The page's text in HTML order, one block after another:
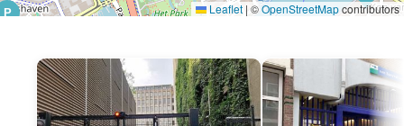
P
P
Leaflet | ©OpenStreetMapcontributors